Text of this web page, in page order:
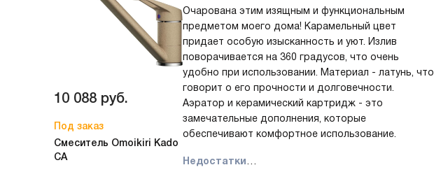
10 088 руб.
Под заказ
Смеситель Omoikiri Kado
CA
Очарована этим изящным и функциональным
предметом моего дома! Карамельный цвет
придает особую изысканность и уют. Излив
поворачивается на 360 градусов, что очень
удобно при использовании. Материал - латунь, что
говорит о его прочности и долговечности.
Аэратор и керамический картридж - это
замечательные дополнения, которые
обеспечивают комфортное использование.
Недостатки